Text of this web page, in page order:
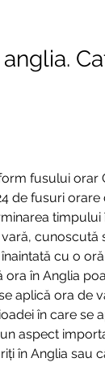
fusului orar
de fusuri orare
timpului
cunoscută
cu o
în Anglia
aplică ora de
în care se
aspect
în Anglia sau